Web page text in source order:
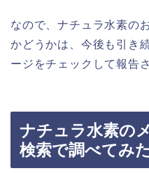
なので、ナチュラ水素の
かどうかは、今後も引き
ージをチェックして報告
ナチュラ水素の
検索で調べてみ